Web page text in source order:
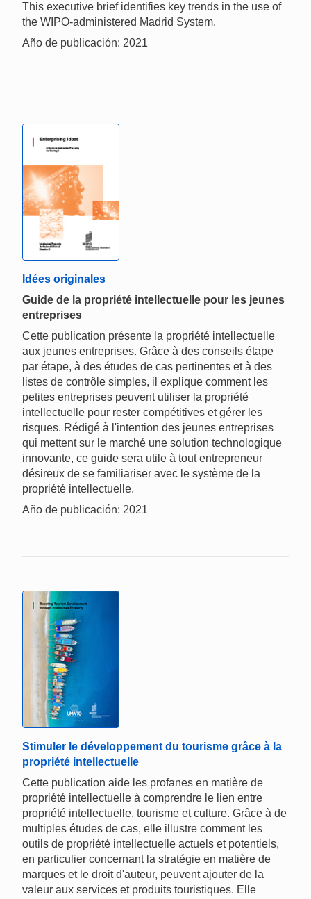
This executive brief identifies key trends in the use of
the WIPO-administered Madrid System.
Año de publicación: 2021
Idées originales
Guide de la propriété intellectuelle pour les jeunes
entreprises
Cette publication présente la propriété intellectuelle
aux jeunes entreprises. Grâce à des conseils étape
par étape, à des études de cas pertinentes et à des
listes de contrôle simples, il explique comment les
petites entreprises peuvent utiliser la propriété
intellectuelle pour rester compétitives et gérer les
risques. Rédigé à l'intention des jeunes entreprises
qui mettent sur le marché une solution technologique
innovante, ce guide sera utile à tout entrepreneur
désireux de se familiariser avec le système de la
propriété intellectuelle.
Año de publicación: 2021
Stimuler le développement du tourisme grâce à la
propriété intellectuelle
Cette publication aide les profanes en matière de
propriété intellectuelle à comprendre le lien entre
propriété intellectuelle, tourisme et culture. Grâce à de
multiples études de cas, elle illustre comment les
outils de propriété intellectuelle actuels et potentiels,
en particulier concernant la stratégie en matière de
marques et le droit d'auteur, peuvent ajouter de la
valeur aux services et produits touristiques. Elle